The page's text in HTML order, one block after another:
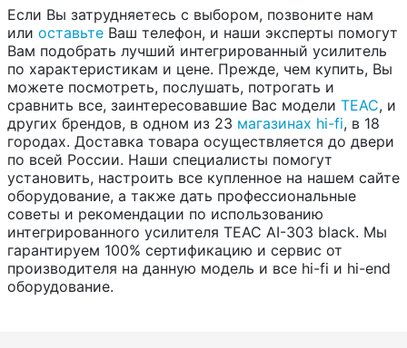
Если Вы затрудняетесь с выбором, позвоните нам
или оставьте Ваш телефон, и наши эксперты помогут
Вам подобрать лучший интегрированный усилитель
по характеристикам и цене. Прежде, чем купить, Вы
можете посмотреть, послушать, потрогать и
сравнить все, заинтересовавшие Вас модели TEAC, и
других брендов, в одном из 23 магазинах hi-fi, в 18
городах. Доставка товара осуществляется до двери
по всей России. Наши специалисты помогут
установить, настроить все купленное на нашем сайте
оборудование, а также дать профессиональные
советы и рекомендации по использованию
интегрированного усилителя TEAC AI-303 black. Мы
гарантируем 100% сертификацию и сервис от
производителя на данную модель и все hi-fi и hi-end
оборудование.